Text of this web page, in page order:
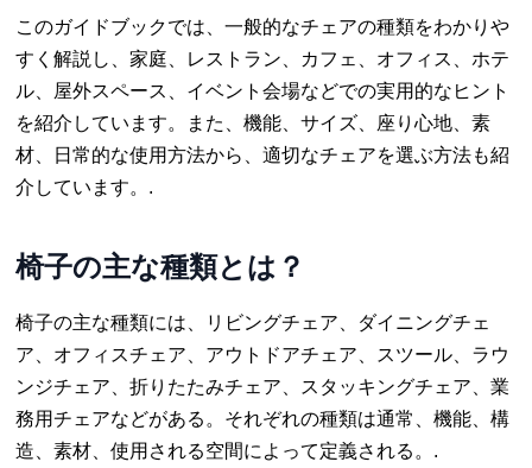
このガイドブックでは、一般的なチェアの種類をわかりや
すく解説し、家庭、レストラン、カフェ、オフィス、ホテ
ル、屋外スペース、イベント会場などでの実用的なヒント
を紹介しています。また、機能、サイズ、座り心地、素
材、日常的な使用方法から、適切なチェアを選ぶ方法も紹
介しています。.
椅子の主な種類とは？
椅子の主な種類には、リビングチェア、ダイニングチェ
ア、オフィスチェア、アウトドアチェア、スツール、ラウ
ンジチェア、折りたたみチェア、スタッキングチェア、業
務用チェアなどがある。それぞれの種類は通常、機能、構
造、素材、使用される空間によって定義される。.